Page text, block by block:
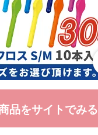
品をサイトでみる